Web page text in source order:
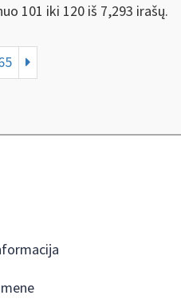
101 iki 120 iš 7,293 irašų.